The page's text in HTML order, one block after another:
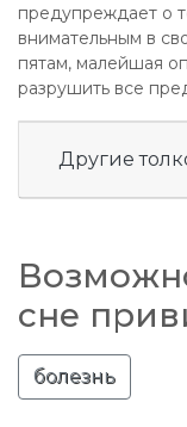
предупреждает о
внимательным в
пятам, малейшая
разрушить все
Другие
сне
болезнь